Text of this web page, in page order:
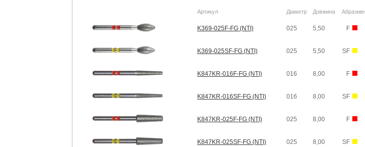
Артикул Діаметр Довжина
K369-025F-FG (NTI) 025 5,50 F
K369-025SF-FG (NTI) 025 5,50 SF
K847KR-016F-FG (NTI) 016 8,00 F
K847KR-016SF-FG (NTI) 016 8,00 SF
K847KR-025F-FG (NTI) 025 8,00 F
K847KR-025SF-FG (NTI) 025 8,00 SF